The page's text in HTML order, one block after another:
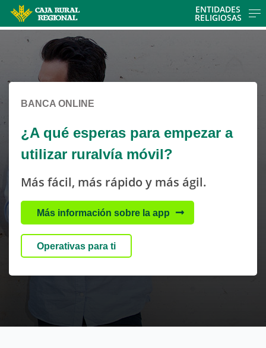
Skip to main contentt
ENTIDADES
RELIGIOSAS
Cargando contenido, por favor espere...
Cargando contenido, por favor espere...
BANCA ONLINE
¿A qué esperas para empezar a
utilizar ruralvía móvil?
Más fácil, más rápido y más ágil.
Más información sobre la app
Operativas para ti